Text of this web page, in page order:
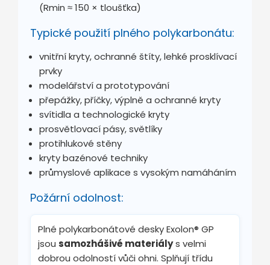
(Rmin ≈ 150 × tloušťka)
Typické použití plného polykarbonátu:
vnitřní kryty, ochranné štíty, lehké prosklívací
prvky
modelářství a prototypování
přepážky, příčky, výplně a ochranné kryty
svítidla a technologické kryty
prosvětlovací pásy, světlíky
protihlukové stěny
kryty bazénové techniky
průmyslové aplikace s vysokým namáháním
Požární odolnost:
Plné polykarbonátové desky Exolon® GP
jsou samozhášivé materiálys velmi
dobrou odolností vůči ohni. Splňují třídu